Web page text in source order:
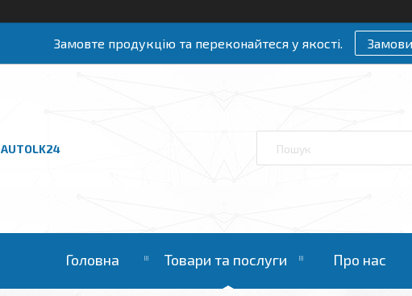
Замовте продукцію та переконайтеся у якості.
AUTOLK24
Головна Товари та послуги Про нас